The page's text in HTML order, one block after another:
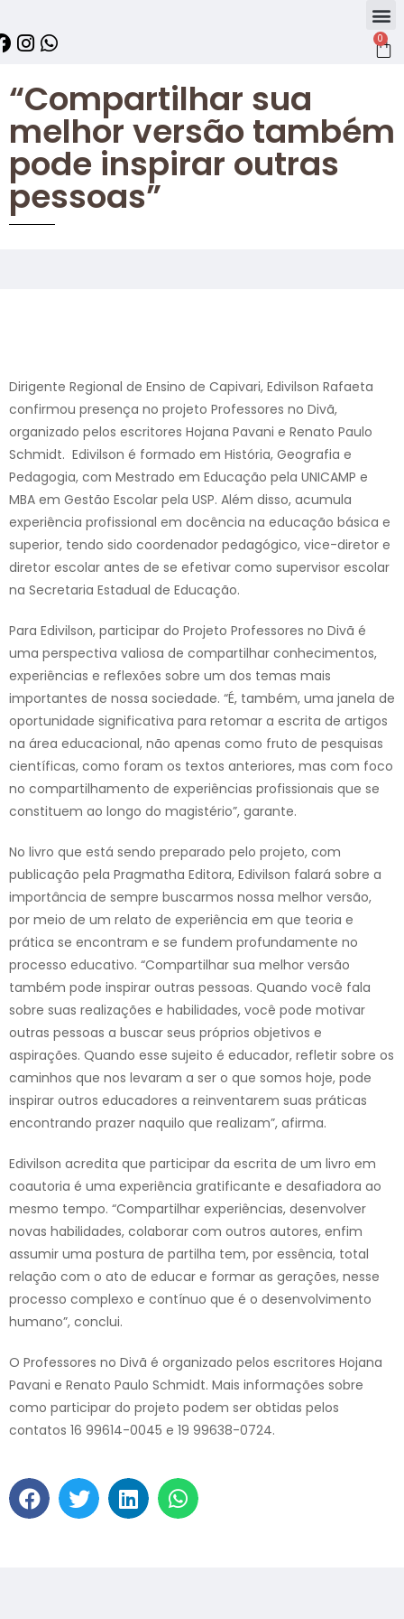
0
“Compartilhar sua
melhor versão também
pode inspirar outras
pessoas”
Dirigente Regional de Ensino de Capivari, Edivilson Rafaeta
confirmou presença no projeto Professores no Divã,
organizado pelos escritores Hojana Pavani e Renato Paulo
Schmidt. Edivilson é formado em História, Geografia e
Pedagogia, com Mestrado em Educação pela UNICAMP e
MBA em Gestão Escolar pela USP. Além disso, acumula
experiência profissional em docência na educação básica e
superior, tendo sido coordenador pedagógico, vice-diretor e
diretor escolar antes de se efetivar como supervisor escolar
na Secretaria Estadual de Educação.
Para Edivilson, participar do Projeto Professores no Divã é
uma perspectiva valiosa de compartilhar conhecimentos,
experiências e reflexões sobre um dos temas mais
importantes de nossa sociedade. “É, também, uma janela de
oportunidade significativa para retomar a escrita de artigos
na área educacional, não apenas como fruto de pesquisas
científicas, como foram os textos anteriores, mas com foco
no compartilhamento de experiências profissionais que se
constituem ao longo do magistério”, garante.
No livro que está sendo preparado pelo projeto, com
publicação pela Pragmatha Editora, Edivilson falará sobre a
importância de sempre buscarmos nossa melhor versão,
por meio de um relato de experiência em que teoria e
prática se encontram e se fundem profundamente no
processo educativo. “Compartilhar sua melhor versão
também pode inspirar outras pessoas. Quando você fala
sobre suas realizações e habilidades, você pode motivar
outras pessoas a buscar seus próprios objetivos e
aspirações. Quando esse sujeito é educador, refletir sobre os
caminhos que nos levaram a ser o que somos hoje, pode
inspirar outros educadores a reinventarem suas práticas
encontrando prazer naquilo que realizam”, afirma.
Edivilson acredita que participar da escrita de um livro em
coautoria é uma experiência gratificante e desafiadora ao
mesmo tempo. “Compartilhar experiências, desenvolver
novas habilidades, colaborar com outros autores, enfim
assumir uma postura de partilha tem, por essência, total
relação com o ato de educar e formar as gerações, nesse
processo complexo e contínuo que é o desenvolvimento
humano”, conclui.
O Professores no Divã é organizado pelos escritores Hojana
Pavani e Renato Paulo Schmidt. Mais informações sobre
como participar do projeto podem ser obtidas pelos
contatos 16 99614-0045 e 19 99638-0724.